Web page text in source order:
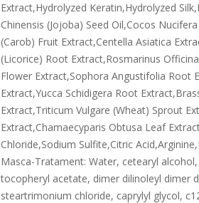
Extract,Hydrolyzed Keratin,Hydrolyzed
Chinensis (Jojoba) Seed Oil,Cocos
(Carob) Fruit Extract,Centella Asiatica
(Licorice) Root Extract,Rosmarinus
Flower Extract,Sophora Angustifolia Root
Extract,Yucca Schidigera Root
Extract,Triticum Vulgare (Wheat) Sprout
Extract,Chamaecyparis Obtusa Leaf
Chloride,Sodium Sulfite,Citric
Masca-Tratament: Water, cetearyl
tocopheryl acetate, dimer dilinoleyl dimer
steartrimonium chloride, caprylyl glycol,